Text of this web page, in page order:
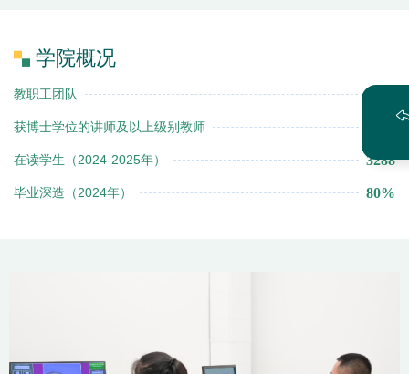
学院概况
教职工团队 150+
获博士学位的讲师及以上级别教师
在读学生（2024-2025年） 3288
毕业深造（2024年） 80%